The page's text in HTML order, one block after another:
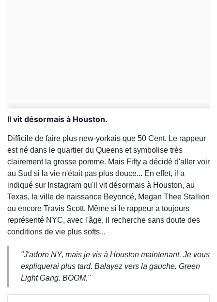
Il vit désormais à Houston.
Difficile de faire plus new-yorkais que 50 Cent. Le rappeur
est né dans le quartier du Queens et symbolise très
clairement la grosse pomme. Mais Fifty a décidé d'aller voir
au Sud si la vie n'était pas plus douce... En effet, il a
indiqué sur Instagram qu'il vit désormais à Houston, au
Texas, la ville de naissance Beyoncé, Megan Thee Stallion
ou encore Travis Scott. Même si le rappeur a toujours
représenté NYC, avec l'âge, il recherche sans doute des
conditions de vie plus softs...
"J'adore NY, mais je vis à Houston maintenant. Je vous
expliquerai plus tard. Balayez vers la gauche. Green
Light Gang. BOOM."